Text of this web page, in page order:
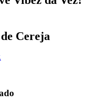
Cereja